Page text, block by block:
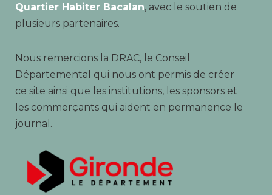
Quartier Habiter Bacalan, avec le soutien de
plusieurs partenaires.
Nous remercions la DRAC, le Conseil
Départemental qui nous ont permis de créer
ce site ainsi que les institutions, les sponsors et
les commerçants qui aident en permanence le
journal.